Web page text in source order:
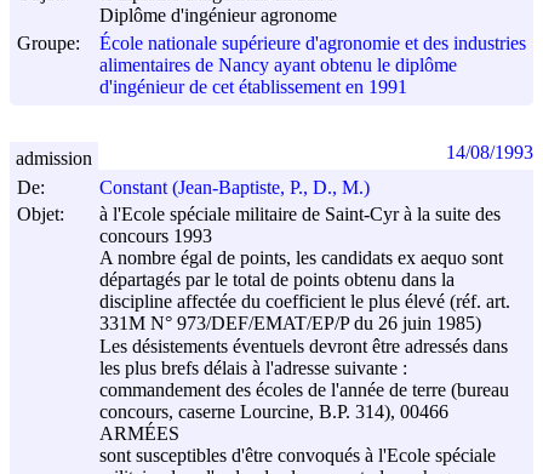
Diplôme d'ingénieur agronome
Groupe:
École nationale supérieure d'agronomie et des industries
alimentaires de Nancy ayant obtenu le diplôme
d'ingénieur de cet établissement en 1991
De:
Constant (Jean-Baptiste, P., D., M.)
Objet:
à l'Ecole spéciale militaire de Saint-Cyr à la suite des
concours 1993
A nombre égal de points, les candidats ex aequo sont
départagés par le total de points obtenu dans la
discipline affectée du coefficient le plus élevé (réf. art.
331M N° 973/DEF/EMAT/EP/P du 26 juin 1985)
Les désistements éventuels devront être adressés dans
les plus brefs délais à l'adresse suivante :
commandement des écoles de l'année de terre (bureau
concours, caserne Lourcine, B.P. 314), 00466
ARMÉES
sont susceptibles d'être convoqués à l'Ecole spéciale
admission 14/08/1993